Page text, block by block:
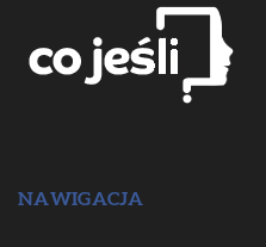
NAWIGACJA